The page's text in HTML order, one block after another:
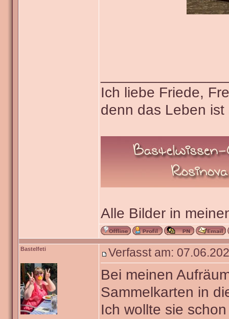
Ich liebe Friede,
denn das Leben
Alle Bilder in
Bastelfeti Verfasst am:
Bei meinen
Sammelkarten in
Ich wollte sie